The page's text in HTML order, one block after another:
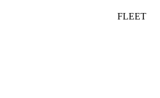
FLEET